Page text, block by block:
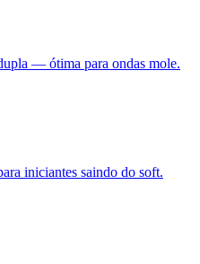
— ótima para ondas mole.
iniciantes saindo do soft.